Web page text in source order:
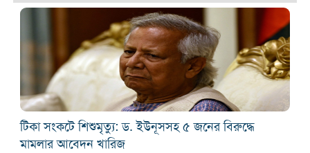
টিকা সংকটে শিশুমৃত্যু: ড. ইউনূসসহ ৫ জনের বিরুদ্ধে
মামলার আবেদন খারিজ